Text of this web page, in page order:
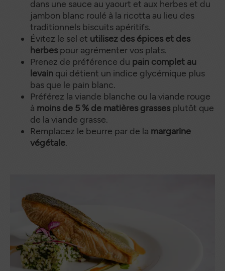
dans une sauce au yaourt et aux herbes et du
jambon blanc roulé à la ricotta au lieu des
traditionnels biscuits apéritifs.
Évitez le sel et utilisez des épices et des
herbespour agrémenter vos plats.
Prenez de préférence du pain complet au
levain qui détient un indice glycémique plus
bas que le pain blanc.
Préférez la viande blanche ou la viande rouge
à moins de 5 % de matières grasses plutôt que
de la viande grasse.
Remplacez le beurre par de la margarine
végétale.